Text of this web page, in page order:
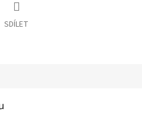
SDÍLET